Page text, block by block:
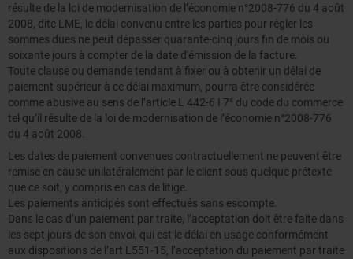
résulte de la loi de modernisation de l’économie n°2008-776 du 4 août
2008, dite LME, le délai convenu entre les parties pour régler les
sommes dues ne peut dépasser quarante-cinq jours fin de mois ou
soixante jours à compter de la date d'émission de la facture.
Toute clause ou demande tendant à fixer ou à obtenir un délai de
paiement supérieur à ce délai maximum, pourra être considérée
comme abusive au sens de l’article L 442-6 I 7° du code du commerce
tel qu’il résulte de la loi de modernisation de l’économie n°2008-776
du 4 août 2008.
Les dates de paiement convenues contractuellement ne peuvent être
remise en cause unilatéralement par le client sous quelque prétexte
que ce soit, y compris en cas de litige.
Les paiements anticipés sont effectués sans escompte.
Dans le cas d’un paiement par traite, l’acceptation doit être faite dans
les sept jours de son envoi, qui est le délai en usage conformément
aux dispositions de l’art L551-15, l’acceptation du paiement par traite